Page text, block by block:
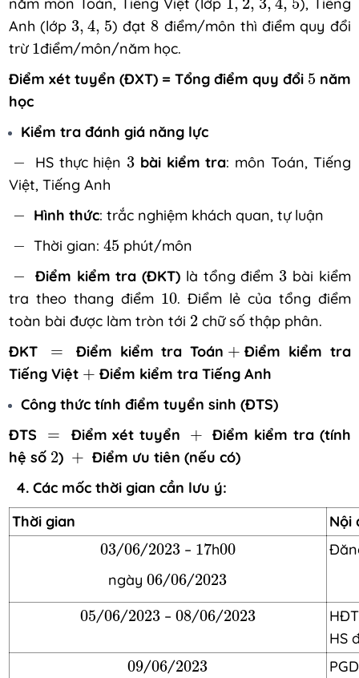
Anh (lớp 3, 4, 5
3 4, 5 ) đạt8
8 điểm/môn thì điểm quy đổi
trừ 1
1điểm/môn/năm học.
Điểm xét tuyển (ĐXT) = Tổng điểm quy đổi 5
5 năm
học
Kiểm tra đánh giá năng lực
− HS thực hiện 3
3 bài kiểm tra: môn Toán, Tiếng
Việt, Tiếng Anh
− Hình thức: trắc nghiệm khách quan, tự luận
− Thời gian:45
45 phút/môn
− Điểm kiểm tra (ĐKT) là tổng điểm 3
3 bài kiểm
tra theo thang điểm 10
10. Điểm lẻ của tổng điểm
toàn bài được làm tròn tới 2
2 chữ số thập phân.
ĐKT
=
= Điểm kiểm tra Toán + Điểm kiểm tra
Tiếng Việt +
+
Điểm kiểm tra Tiếng Anh
Công thức tính điểm tuyển sinh (ĐTS)
ĐTS
=
= Điểm xét tuyển + Điểm kiểm tra (tính
hệ số 2
2) + Điểm ưu tiên (nếu có)
4. Các mốc thời gian cần lưu ý:
Thời gian
Nội
03
03/06
06/2023
2023– 17
17h00
00
ngày 06
06/06
06/2023
2023
05
05/06
06/2023
2023– 08
08/06
06/2023
2023
HS
09
09/06
06/2023
2023